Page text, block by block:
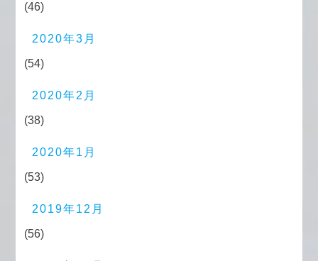
(46)
2020年3月
(54)
2020年2月
(38)
2020年1月
(53)
2019年12月
(56)